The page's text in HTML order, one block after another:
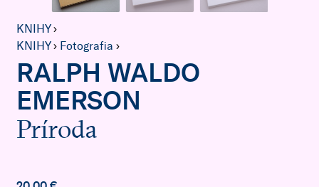
KNIHY›
KNIHY› Fotografia ›
RALPH WALDO
EMERSON
Príroda